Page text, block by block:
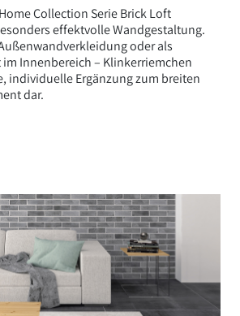
Collection Serie Brick Loft
effektvolle Wandgestaltung.
oder als
Innenbereich – Klinkerriemchen
individuelle Ergänzung zum breiten
dar.